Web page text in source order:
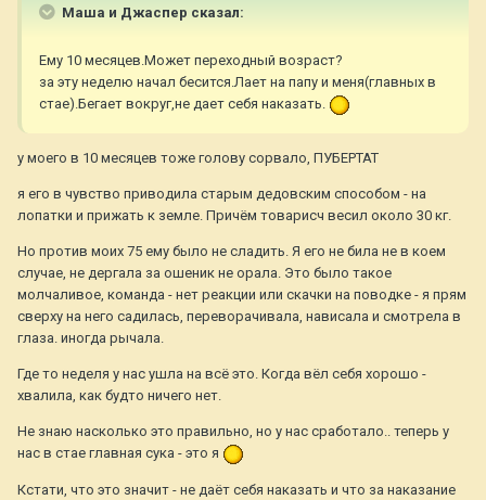
Маша и Джаспер сказал:
Ему 10 месяцев.Может переходный возраст?
за эту неделю начал бесится.Лает на папу и меня(главных в
стае).Бегает вокруг,не дает себя наказать.
у моего в 10 месяцев тоже голову сорвало, ПУБЕРТАТ
я его в чувство приводила старым дедовским способом - на
лопатки и прижать к земле. Причём товарисч весил около 30 кг.
Но против моих 75 ему было не сладить. Я его не била не в коем
случае, не дергала за ошеник не орала. Это было такое
молчаливое, команда - нет реакции или скачки на поводке - я прям
сверху на него садилась, переворачивала, нависала и смотрела в
глаза. иногда рычала.
Где то неделя у нас ушла на всё это. Когда вёл себя хорошо -
хвалила, как будто ничего нет.
Не знаю насколько это правильно, но у нас сработало.. теперь у
нас в стае главная сука - это я
Кстати, что это значит - не даёт себя наказать и что за наказание